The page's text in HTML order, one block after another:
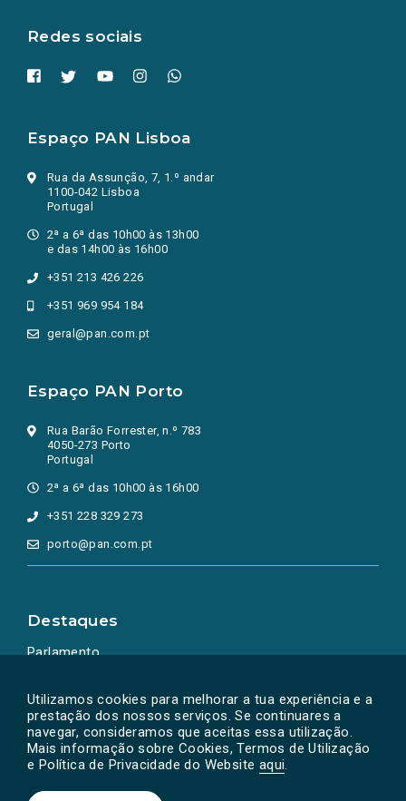
Utilizamos cookies para melhorar a tua experiência e a
prestação dos nossos serviços. Se continuares a
navegar, consideramos que aceitas essa utilização.
Mais informação sobre Cookies, Termos de Utilização
e Política de Privacidade do Website aqui.
Redes sociais
Espaço PAN Lisboa
Rua da Assunção, 7, 1.º andar
1100-042 Lisboa
Portugal
2ª a 6ª das 10h00 às 13h00
e das 14h00 às 16h00
+351 213 426 226
+351 969 954 184
geral@pan.com.pt
Espaço PAN Porto
Rua Barão Forrester, n.º 783
4050-273 Porto
Portugal
2ª a 6ª das 10h00 às 16h00
+351 228 329 273
porto@pan.com.pt
Destaques
Parlamento